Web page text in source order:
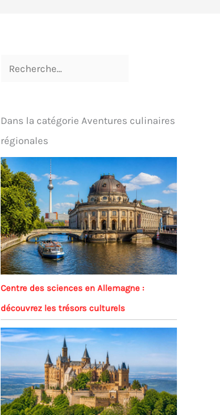
Dans la catégorie Aventures culinaires
régionales
Centre des sciences en Allemagne :
découvrez les trésors culturels